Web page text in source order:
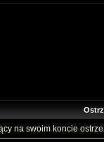
na swoim koncie